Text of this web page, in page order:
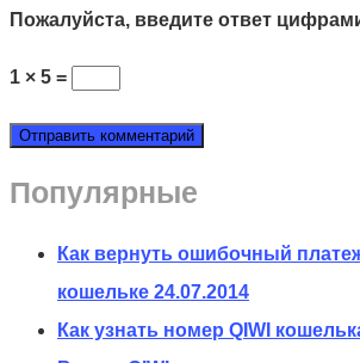
Пожалуйста, введите ответ
1 × 5 =
Популярные
Как вернуть ошибочный
кошельке 24.07.2014
Как узнать номер QIWI